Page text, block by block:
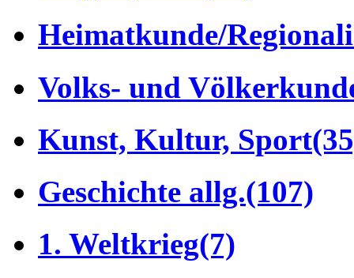
Heimatkunde/
Volks- und
Kunst, Kultur, Sport
Geschichte allg.(107)
1. Weltkrieg(7)